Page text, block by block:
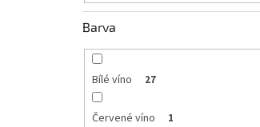
Barva
Bílé víno 27
Červené víno 1